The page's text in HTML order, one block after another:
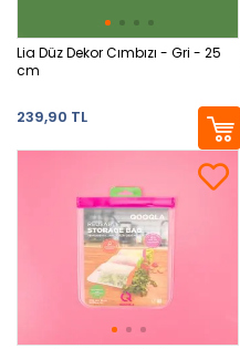
Lia Düz Dekor Cımbızı - Gri - 25
cm
239,90 TL